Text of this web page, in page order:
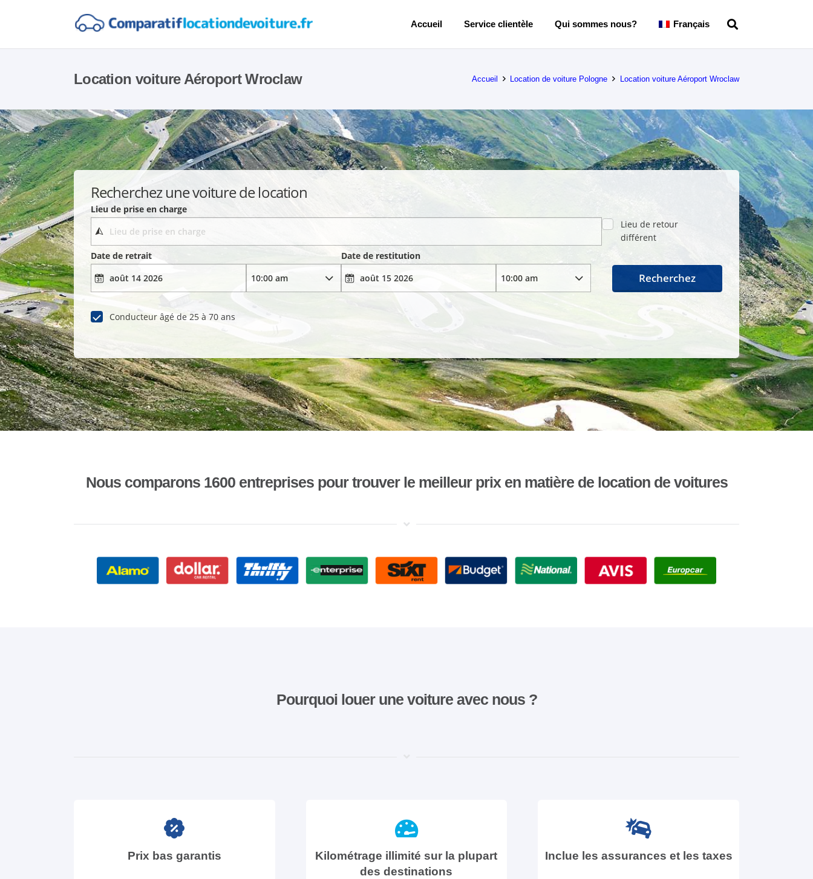
Accueil Service clientèle Qui sommes nous? Français
Location voiture Aéroport Wroclaw Accueil Location de voiture Pologne Location voiture Aéroport Wroclaw
Recherchez une voiture de location
Lieu de prise en charge
Lieu de retour
différent
Date de retrait
Date de restitution
Conducteur âgé de 25 à 70 ans
Recherchez
Nous comparons 1600 entreprises pour trouver le meilleur prix en matière de location de voitures
Pourquoi louer une voiture avec nous ?
Prix bas garantis
Kilométrage illimité sur la plupart
des destinations
Inclue les assurances et les taxes